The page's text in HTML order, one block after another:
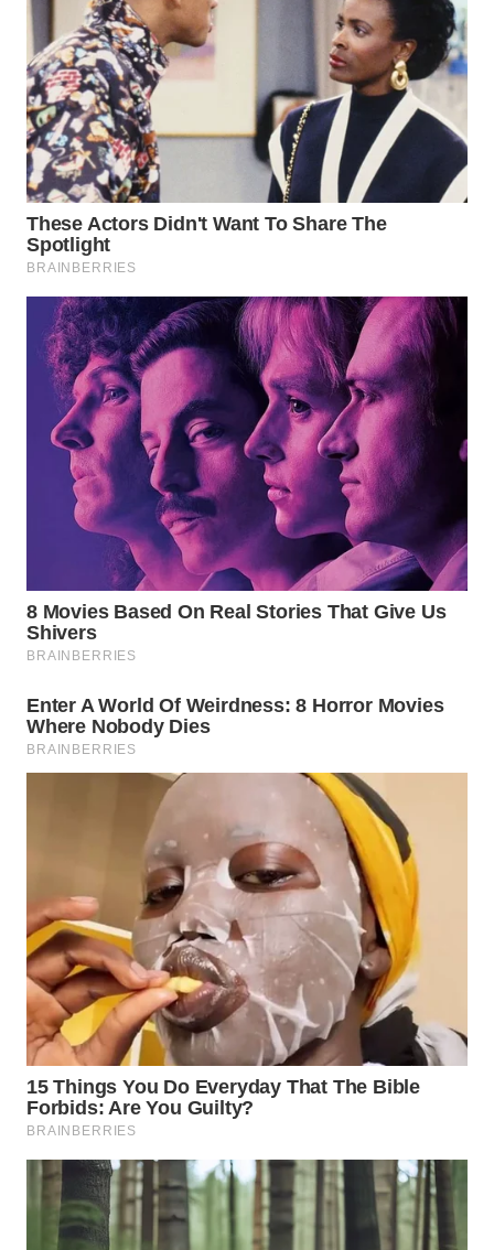
WN
JOGJA
WN
JATIM
BALI
WN
KALBAR
WN
KALTENG
WN
KALTARA
WN
KALTIM
WN
SULSEL
WN
MALUKU
WN
MALUT
WN
DAIRI
WN
DANAU
TOBA